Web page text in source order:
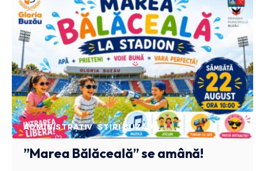
ADMINISTRATIV STIRI BUZAU
”Marea Bălăceală” se amână!